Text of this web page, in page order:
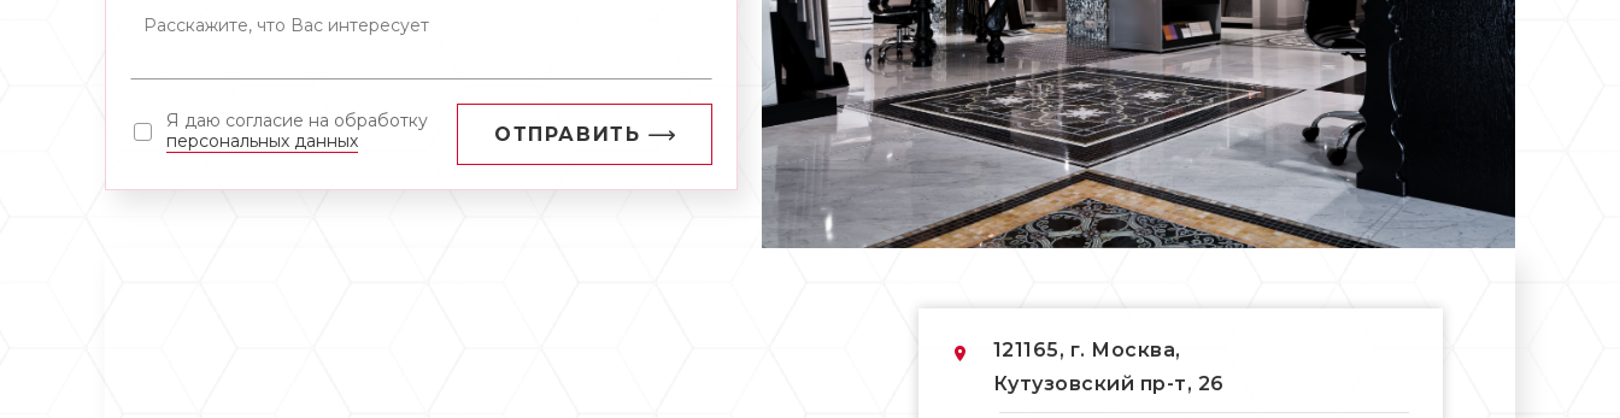
Я даю согласие на обработку
персональных данных
ОТПРАВИТЬ
121165, г. Москва,
Кутузовский пр-т, 26